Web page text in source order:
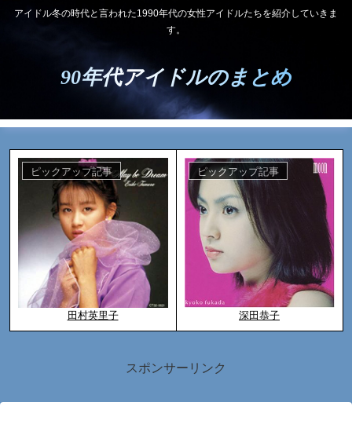
アイドル冬の時代と言われた1990年代の女性アイドルたちを紹介していきま
す。
90年代アイドルのまとめ
ピックアップ記事
田村英里子
ピックアップ記事
深田恭子
スポンサーリンク